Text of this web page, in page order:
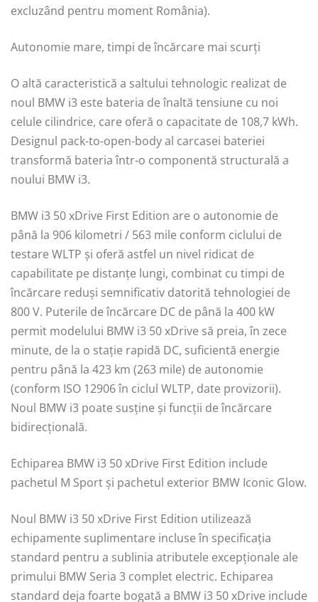
excluzând pentru moment România).
Autonomie mare, timpi de încărcare mai scurți
O altă caracteristică a saltului tehnologic realizat de
noul BMW i3 este bateria de înaltă tensiune cu noi
celule cilindrice, care oferă o capacitate de 108,7 kWh.
Designul pack-to-open-body al carcasei bateriei
transformă bateria într-o componentă structurală a
noului BMW i3.
BMW i3 50 xDrive First Edition are o autonomie de
până la 906 kilometri / 563 mile conform ciclului de
testare WLTP și oferă astfel un nivel ridicat de
capabilitate pe distanțe lungi, combinat cu timpi de
încărcare reduși semnificativ datorită tehnologiei de
800 V. Puterile de încărcare DC de până la 400 kW
permit modelului BMW i3 50 xDrive să preia, în zece
minute, de la o stație rapidă DC, suficientă energie
pentru până la 423 km (263 mile) de autonomie
(conform ISO 12906 în ciclul WLTP, date provizorii).
Noul BMW i3 poate susţine și funcții de încărcare
bidirecțională.
Echiparea BMW i3 50 xDrive First Edition include
pachetul M Sport și pachetul exterior BMW Iconic Glow.
Noul BMW i3 50 xDrive First Edition utilizează
echipamente suplimentare incluse în specificația
standard pentru a sublinia atributele excepționale ale
primului BMW Seria 3 complet electric. Echiparea
standard deja foarte bogată a BMW i3 50 xDrive include